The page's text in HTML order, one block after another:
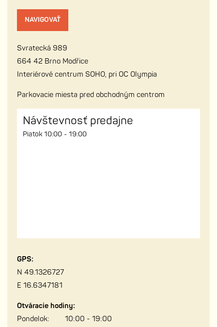
NAVIGOVAŤ
Svratecká 989
664 42 Brno Modřice
Interiérové centrum SOHO, pri OC Olympia
Parkovacie miesta pred obchodným centrom
Návštevnosť predajne
Piatok 10:00 - 19:00
GPS:
N 49.1326727
E 16.6347181
Otváracie hodiny:
Pondelok:
10:00 - 19:00